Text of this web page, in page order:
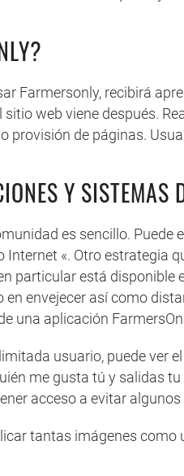
Farmersonly, recibirá
web viene después.
provisión de páginas.
Y SISTEMAS
es sencillo.
Internet «. Otro estrategia
particular está
envejecer así como
una aplicación
usuario, puede ver
me gusta tú y salidas
acceso a evitar
tantas imágenes como